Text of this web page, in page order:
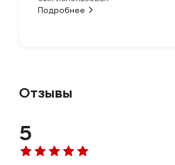
Подробнее
Отзывы
5